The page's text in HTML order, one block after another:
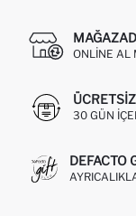
ONLINE AL
30 GÜN
DEFACTO